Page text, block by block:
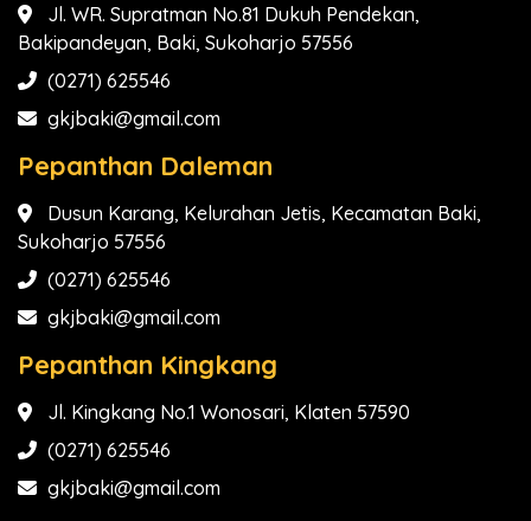
Jl. WR. Supratman No.81 Dukuh Pendekan,
Bakipandeyan, Baki, Sukoharjo 57556
(0271) 625546
gkjbaki@gmail.com
Pepanthan Daleman
Dusun Karang, Kelurahan Jetis, Kecamatan Baki,
Sukoharjo 57556
(0271) 625546
gkjbaki@gmail.com
Pepanthan Kingkang
Jl. Kingkang No.1 Wonosari, Klaten 57590
(0271) 625546
gkjbaki@gmail.com